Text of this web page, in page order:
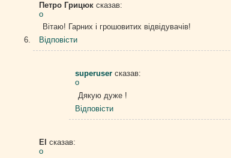
Петро Грицюк сказав:
о
Вітаю! Гарних і грошовитих відвідувачів!
Відповіcти
superuser сказав:
о
Дякую дуже !
Відповіcти
El сказав:
о